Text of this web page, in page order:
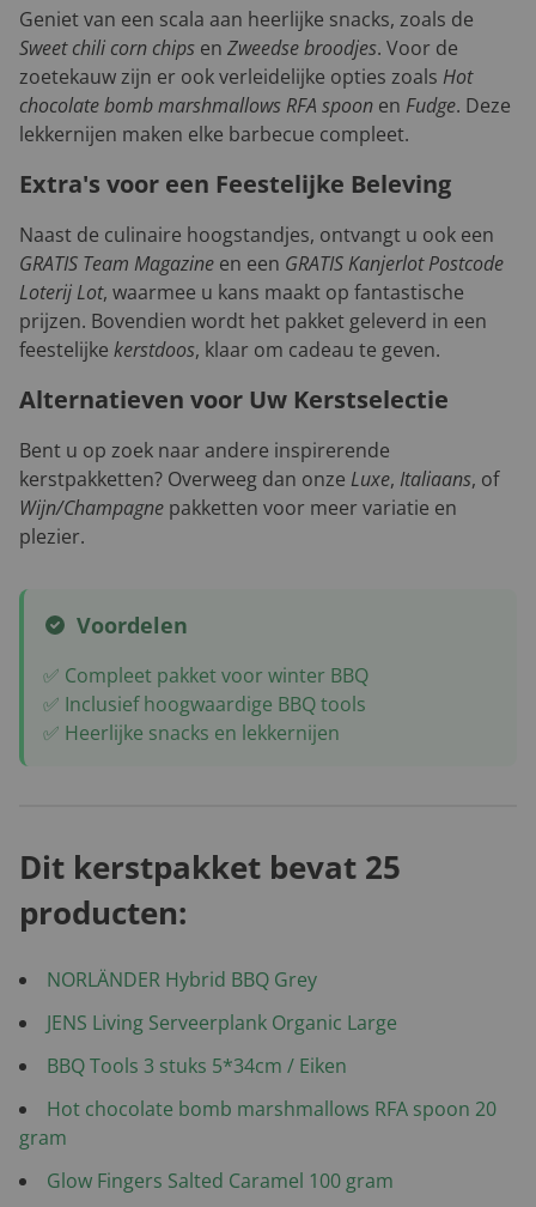
Geniet van een scala aan heerlijke snacks, zoals de
Sweet chili corn chips en Zweedse broodjes. Voor de
zoetekauw zijn er ook verleidelijke opties zoals Hot
chocolate bomb marshmallows RFA spoon en Fudge. Deze
lekkernijen maken elke barbecue compleet.
Extra's voor een Feestelijke Beleving
Naast de culinaire hoogstandjes, ontvangt u ook een
GRATIS Team Magazine en een GRATIS Kanjerlot Postcode
Loterij Lot, waarmee u kans maakt op fantastische
prijzen. Bovendien wordt het pakket geleverd in een
feestelijke kerstdoos, klaar om cadeau te geven.
Alternatieven voor Uw Kerstselectie
Bent u op zoek naar andere inspirerende
kerstpakketten? Overweeg dan onze Luxe, Italiaans, of
Wijn/Champagne pakketten voor meer variatie en
plezier.
Voordelen
✅ Compleet pakket voor winter BBQ
✅ Inclusief hoogwaardige BBQ tools
✅ Heerlijke snacks en lekkernijen
Dit kerstpakket bevat 25
producten:
NORLÄNDER Hybrid BBQ Grey
JENS Living Serveerplank Organic Large
BBQ Tools 3 stuks 5*34cm / Eiken
Hot chocolate bomb marshmallows RFA spoon 20
gram
Glow Fingers Salted Caramel 100 gram